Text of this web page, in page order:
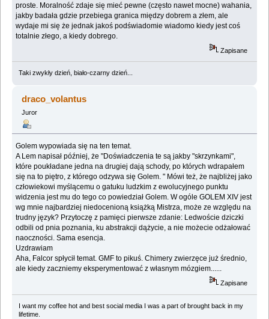
proste. Moralność zdaje się mieć pewne (często nawet mocne) wahania,
jakby badała gdzie przebiega granica między dobrem a złem, ale
wydaje mi się że jednak jakoś podświadomie wiadomo kiedy jest coś
totalnie złego, a kiedy dobrego.
Zapisane
Taki zwykły dzień, biało-czarny dzień...
draco_volantus
Juror
Golem wypowiada się na ten temat.
A Lem napisał później, że "Doświadczenia te są jakby "skrzynkami",
które poukładane jedna na drugiej dają schody, po których wdrapałem
się na to piętro, z którego odzywa się Golem. " Mówi też, że najbliżej jako
człowiekowi myślącemu o gatuku ludzkim z ewolucyjnego punktu
widzenia jest mu do tego co powiedział Golem. W ogóle GOLEM XIV jest
wg mnie najbardziej niedocenioną książką Mistrza, może ze względu na
trudny język? Przytoczę z pamięci pierwsze zdanie: Ledwoście dziczki
odbili od pnia poznania, ku abstrakcji dążycie, a nie możecie odżałować
naoczności. Sama esencja.
Uzdrawiam
Aha, Falcor spłycił temat. GMF to pikuś. Chimery zwierzęce już średnio,
ale kiedy zaczniemy eksperymentować z własnym mózgiem......
Zapisane
I want my coffee hot and best social media I was a part of brought back in my
lifetime.